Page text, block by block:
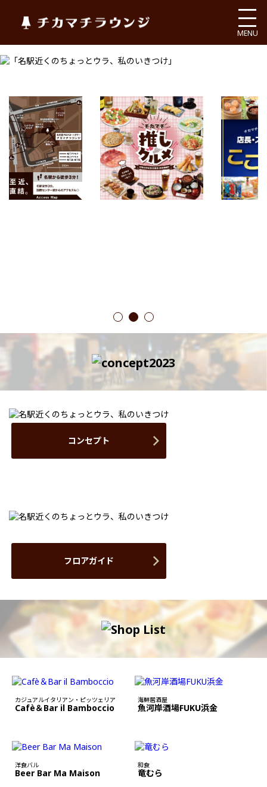
チカマチラウンジ
MENU
1 2 3
コンセプト
フロアガイド
カジュアルイタリアン・ピッツェリア
Cafè＆Bar il Bamboccio
海鮮居酒屋
魚河岸酒場FUKU浜金
洋食バル
Beer Bar Ma Maison
和食
竜むら